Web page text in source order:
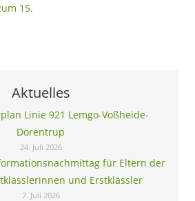
15.
Aktuelles
Linie 921 Lemgo-Voßheide-
Dörentrup
24. Juli 2026
für Eltern der
und Erstklässler
7. Juli 2026